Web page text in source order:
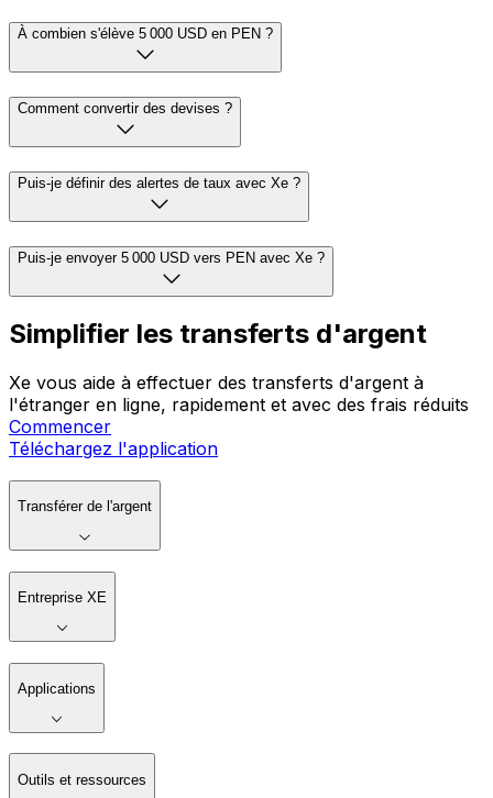
À combien s'élève 5 000 USD en PEN ?
Comment convertir des devises ?
Puis-je définir des alertes de taux avec Xe ?
Puis-je envoyer 5 000 USD vers PEN avec Xe ?
Simplifier les transferts d'argent
Xe vous aide à effectuer des transferts d'argent à
l'étranger en ligne, rapidement et avec des frais réduits
Commencer
Téléchargez l'application
Transférer de l'argent
Entreprise XE
Applications
Outils et ressources